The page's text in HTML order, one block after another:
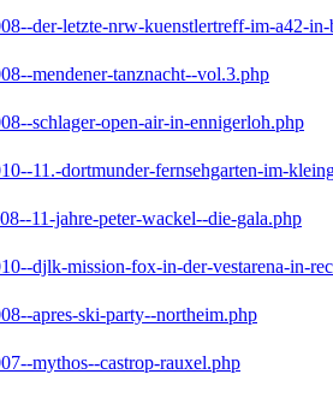
der-letzte-nrw-kuenstlertreff-im-a42-
mendener-tanznacht--vol.3.php
schlager-open-air-in-ennigerloh.php
11.-dortmunder-fernsehgarten-im-
11-jahre-peter-wackel--die-gala.php
djlk-mission-fox-in-der-vestarena-in-
apres-ski-party--northeim.php
mythos--castrop-rauxel.php